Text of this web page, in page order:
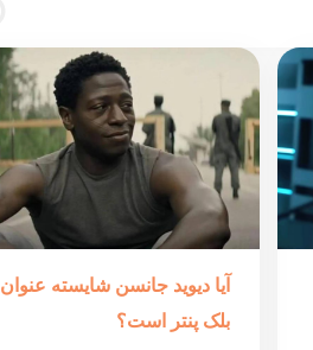
آیا دیوید جانسن شایسته عنوان
بلک پنتر است؟